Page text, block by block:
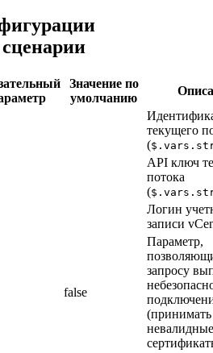
Значение по
умолчанию
текущего
(
API ключ
потока
(
Логин
записи
false
Параметр,
запросу
(принимать